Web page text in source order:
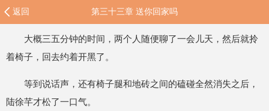
返回 第三十三章 送你回家吗
大概三五分钟的时间，两个人随便聊了一会儿天，然后就拎
着椅子，回去约着开黑了。
等到说话声，还有椅子腿和地砖之间的磕碰全然消失之后，
陆徐芊才松了一口气。